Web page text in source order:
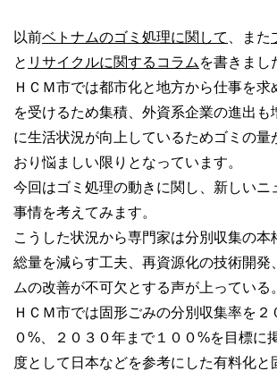
以前ベトナムのゴミ処理に関して 、また
と リサイクルに関するコラム を書きまし
ＨＣＭ市では都市化と地方から仕事を求
を受けるため集積、外資系企業の進出も
に生活状況が向上しているためゴミの量
おり悩ましい限りとなっています。
今回はゴミ処理の動きに関し、新しいニ
事情を考えてみます。
こうした状況から専門家は分別収集の本
総量を減らす工夫、再資源化の技術開発
ムの改善が不可欠とする声が上っている。
ＨＣＭ市では固形ごみの分別収集率を２
０%、２０３０年まで１００%を目標に
度として日本などを参考にした有料化と